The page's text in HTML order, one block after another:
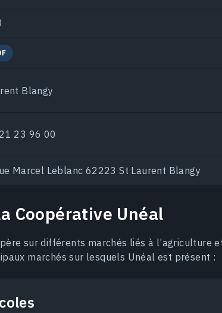
Blangy
23 96 00
Marcel Leblanc 62223 St Laurent Blangy
Coopérative Unéal
sur différents marchés liés à l’agriculture
marchés sur lesquels Unéal est présent :